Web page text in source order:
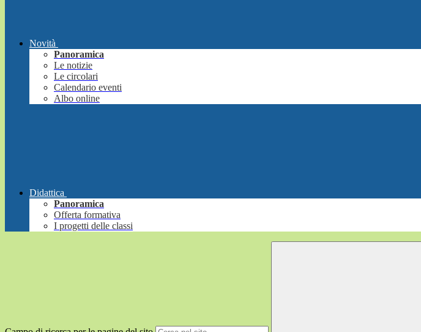
Novità
Panoramica
Le notizie
Le circolari
Calendario eventi
Albo online
Didattica
Panoramica
Offerta formativa
I progetti delle classi